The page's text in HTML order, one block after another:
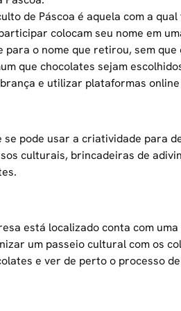
de Páscoa é aquela com a
colocam seu nome em
o nome que retirou, sem que
que chocolates sejam
e utilizar plataformas
pode usar a criatividade para
culturais, brincadeiras de
está localizado conta com
um passeio cultural com os
e ver de perto o processo